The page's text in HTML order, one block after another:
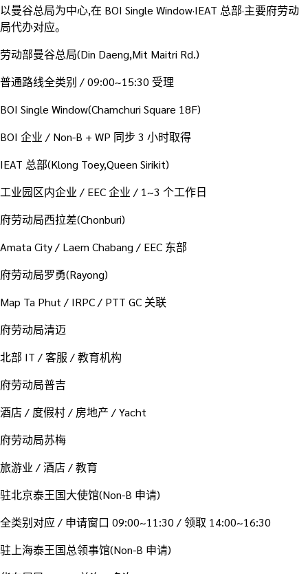
以曼谷总局为中心,在 BOI Single Window·IEAT 总部·主要府劳动
局代办对应。
劳动部曼谷总局(Din Daeng,Mit Maitri Rd.)
普通路线全类别 / 09:00~15:30 受理
BOI Single Window(Chamchuri Square 18F)
BOI 企业 / Non-B + WP 同步 3 小时取得
IEAT 总部(Klong Toey,Queen Sirikit)
工业园区内企业 / EEC 企业 / 1~3 个工作日
府劳动局西拉差(Chonburi)
Amata City / Laem Chabang / EEC 东部
府劳动局罗勇(Rayong)
Map Ta Phut / IRPC / PTT GC 关联
府劳动局清迈
北部 IT / 客服 / 教育机构
府劳动局普吉
酒店 / 度假村 / 房地产 / Yacht
府劳动局苏梅
旅游业 / 酒店 / 教育
驻北京泰王国大使馆(Non-B 申请)
全类别对应 / 申请窗口 09:00~11:30 / 领取 14:00~16:30
驻上海泰王国总领事馆(Non-B 申请)